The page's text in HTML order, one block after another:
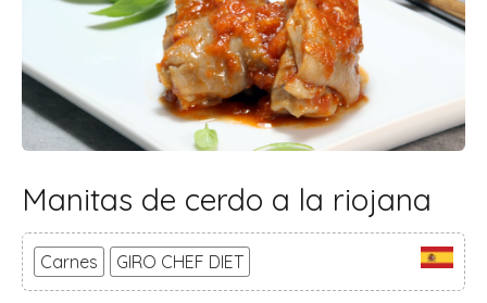
Manitas de cerdo a la riojana
Carnes GIRO CHEF DIET